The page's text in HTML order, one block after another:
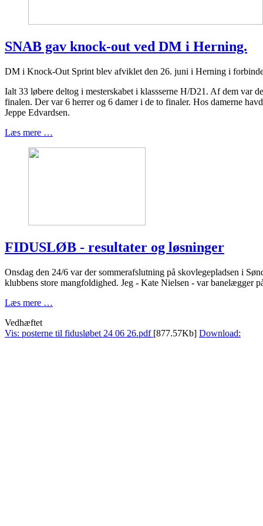
SNAB gav knock-out ved DM i Herning.
DM i Knock-Out Sprint blev afviklet den 26. juni i Herning i
Ialt 33 løbere deltog i mesterskabet i klassserne H/D21. Af dem var
finalen. Der var 6 herrer og 6 damer i de to finaler. Hos damerne
Jeppe Edvardsen.
Læs mere …
FIDUSLØB - resultater og løsninger
Onsdag den 24/6 var der sommerafslutning på skovlegepladsen i
klubbens store mangfoldighed. Jeg - Kate Nielsen - var
Læs mere …
Vedhæftet
Vis: posterne til fidusløbet 24 06 26.pdf [877.57Kb] Download: